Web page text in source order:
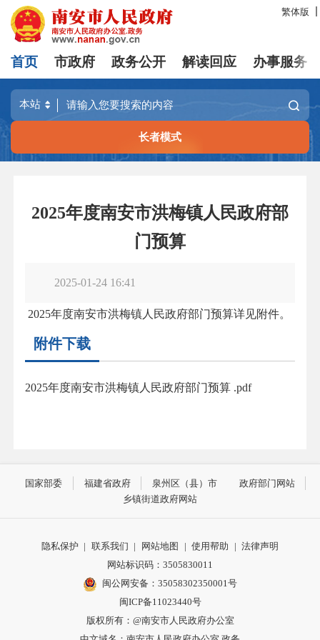
繁体版
首页 市政府 政务公开 解读回应 办事服务
长者模式
2025年度南安市洪梅镇人民政府部
门预算
2025-01-24 16:41
2025年度南安市洪梅镇人民政府部门预算详见附件。
附件下载
2025年度南安市洪梅镇人民政府部门预算 .pdf
国家部委 福建省政府 泉州区（县）市
政府部门网站
乡镇街道政府网站
隐私保护 | 联系我们 | 网站地图 | 使用帮助 | 法律声明
网站标识码：3505830011
闽公网安备：35058302350001号
闽ICP备11023440号
版权所有：@南安市人民政府办公室